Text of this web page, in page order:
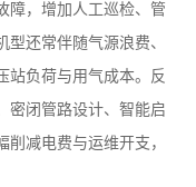
障，增加人工巡检、管
还常伴随气源浪费、
站负荷与用气成本。反
密闭管路设计、智能启
减电费与运维开支，